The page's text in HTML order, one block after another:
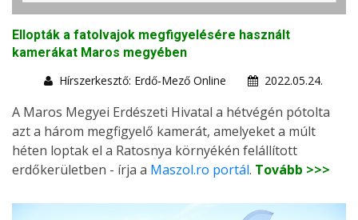
Ellopták a fatolvajok megfigyelésére használt
kamerákat Maros megyében
Hírszerkesztő: Erdő-Mező Online
2022.05.24.
A Maros Megyei Erdészeti Hivatal a hétvégén pótolta
azt a három megfigyelő kamerát, amelyeket a múlt
héten loptak el a Ratosnya környékén felállított
erdőkerületben - írja a Maszol.ro portál. Tovább >>>